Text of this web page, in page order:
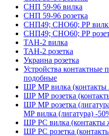
СНП 59-96 вилка
СНП 59-96 розетка
СНП49; СНО60; РР
СНП49; СНО60; РР
ТАН-2 вилка
ТАН-2 розетка
Украина розетка
Устройства
подобные
ШР МР вилка (контакты
ШР МР розетка
ШР МР розетка
МР вилка (лигатура) -
ШР РС вилка (контакты
ШР РС розетка